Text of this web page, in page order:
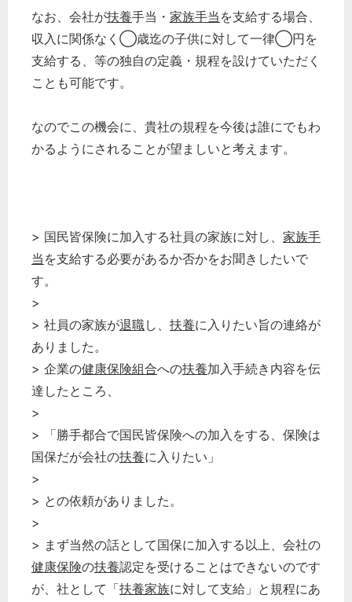
なお、会社が扶養手当・ 家族手当 を支給する場合、
収入に関係なく◯歳迄の子供に対して一律◯円を
支給する、等の独自の定義・規程を設けていただく
ことも可能です。
なのでこの機会に、貴社の規程を今後は誰にでもわ
かるようにされることが望ましいと考えます。
> 国民皆保険に加入する社員の家族に対し、 家族手
当 を支給する必要があるか否かをお聞きしたいで
す。
>
> 社員の家族が退職し、 扶養に入りたい旨の連絡が
ありました。
> 企業の健康保険組合への扶養加入手続き内容を伝
達したところ、
>
> 「勝手都合で国民皆保険への加入をする、保険は
国保だが会社の扶養に入りたい」
>
> との依頼がありました。
>
> まず当然の話として国保に加入する以上、会社の
健康保険の扶養認定を受けることはできないのです
が、社として「扶養家族に対して支給」と規程にあ